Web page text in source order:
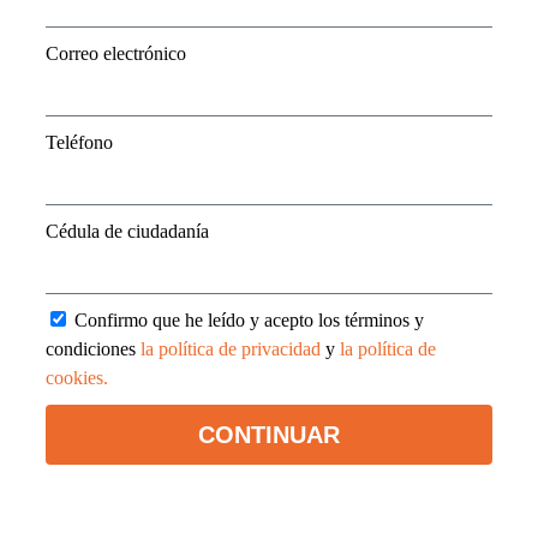
Correo electrónico
Teléfono
Cédula de ciudadanía
Confirmo que he leído y acepto los términos y
condiciones la política de privacidad y la política de
cookies.
CONTINUAR